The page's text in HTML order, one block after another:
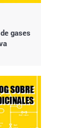
gases